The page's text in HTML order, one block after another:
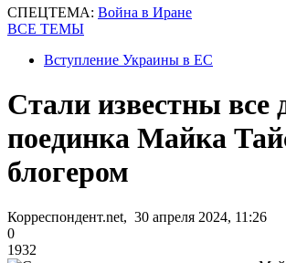
СПЕЦТЕМА: Война в Иране
ВСЕ ТЕМЫ
Вступление Украины в ЕС
Стали известны все
поединка Майка
блогером
Корреспондент.net, 30 апреля 2024, 11:26
0
1932